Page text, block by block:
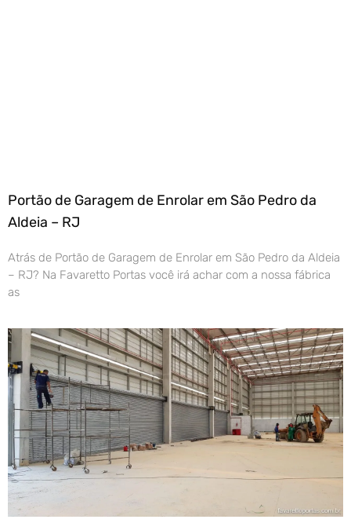
Portão de Garagem de Enrolar em São Pedro da
Aldeia – RJ
Atrás de Portão de Garagem de Enrolar em São Pedro da Aldeia
– RJ? Na Favaretto Portas você irá achar com a nossa fábrica
as